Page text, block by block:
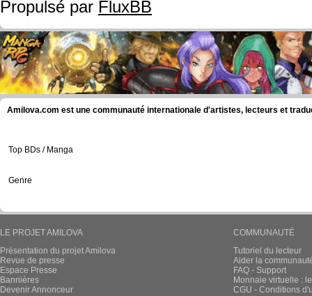
Propulsé par FluxBB
Amilova.com est une communauté internationale d'artistes, lecteurs et
Top BDs / Manga
Genre
LE PROJET AMILOVA
Présentation du projet Amilova
Revue de presse
Espace Presse
Bannières
Devenir Annonceur
COMMUNAUTÉ
Tutoriel du lecteur
Aider la
FAQ - Support
Monnaie virtuelle :
CGU - Conditions